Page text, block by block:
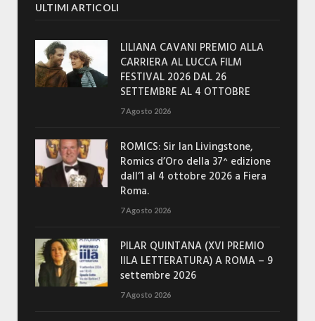
ULTIMI ARTICOLI
LILIANA CAVANI PREMIO ALLA
CARRIERA AL LUCCA FILM
FESTIVAL 2026 DAL 26
SETTEMBRE AL 4 OTTOBRE
7 Agosto 2026
ROMICS: Sir Ian Livingstone,
Romics d’Oro della 37^ edizione
dall’1 al 4 ottobre 2026 a Fiera
Roma.
7 Agosto 2026
PILAR QUINTANA (XVI PREMIO
IILA LETTERATURA) A ROMA – 9
settembre 2026
7 Agosto 2026